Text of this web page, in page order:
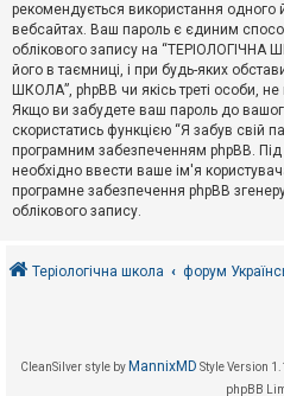
м
о
г
рекомендується використання одного
вебсайтах. Ваш пароль є єдиним
облікового запису на “ТЕРІОЛОГІЧНА
його в таємниці, і при будь-яких
ШКОЛА”, phpBB чи якісь треті особи,
Якщо ви забудете ваш пароль до
скористатись функцією “Я забув свій
програмним забезпеченням phpBB.
необхідно ввести ваше ім'я
програмне забезпечення phpBB
облікового запису.
Теріологічна школа форум
CleanSilver style by MannixMD Style Version
phpBB